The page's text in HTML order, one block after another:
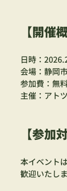
【開催
日時：
会場：静岡
参加費：無
主催：アト
【参加
本イベント
歓迎いたしま